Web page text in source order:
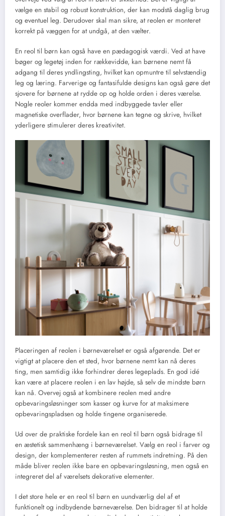
vælge en stabil og robust konstruktion, der kan modstå daglig brug
og eventuel leg. Derudover skal man sikre, at reolen er monteret
korrekt på væggen for at undgå, at den vælter.
En reol til børn kan også have en pædagogisk værdi. Ved at have
bøger og legetøj inden for rækkevidde, kan børnene nemt få
adgang til deres yndlingsting, hvilket kan opmuntre til selvstændig
leg og læring. Farverige og fantasifulde designs kan også gøre det
sjovere for børnene at rydde op og holde orden i deres værelse.
Nogle reoler kommer endda med indbyggede tavler eller
magnetiske overflader, hvor børnene kan tegne og skrive, hvilket
yderligere stimulerer deres kreativitet.
Placeringen af reolen i børneværelset er også afgørende. Det er
vigtigt at placere den et sted, hvor børnene nemt kan nå deres
ting, men samtidig ikke forhindrer deres legeplads. En god idé
kan være at placere reolen i en lav højde, så selv de mindste børn
kan nå. Overvej også at kombinere reolen med andre
opbevaringsløsninger som kasser og kurve for at maksimere
opbevaringspladsen og holde tingene organiserede.
Ud over de praktiske fordele kan en reol til børn også bidrage til
en æstetisk sammenhæng i børneværelset. Vælg en reol i farver og
design, der komplementerer resten af rummets indretning. På den
måde bliver reolen ikke bare en opbevaringsløsning, men også en
integreret del af værelsets dekorative elementer.
I det store hele er en reol til børn en uundværlig del af et
funktionelt og indbydende børneværelse. Den bidrager til at holde